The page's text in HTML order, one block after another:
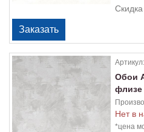
Обои
флизе
Нет в
*цена